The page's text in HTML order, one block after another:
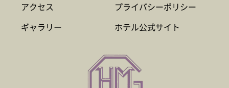
アクセス
ギャラリー
プライバシーポリシー
ホテル公式サイト